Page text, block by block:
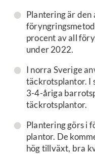
Plantering är den
procent av all
under 2022.
I norra Sverige
täckrotsplantor. I
3-4-åriga
täckrotsplantor.
Plantering görs i
plantor. De
hög tillväxt, bra